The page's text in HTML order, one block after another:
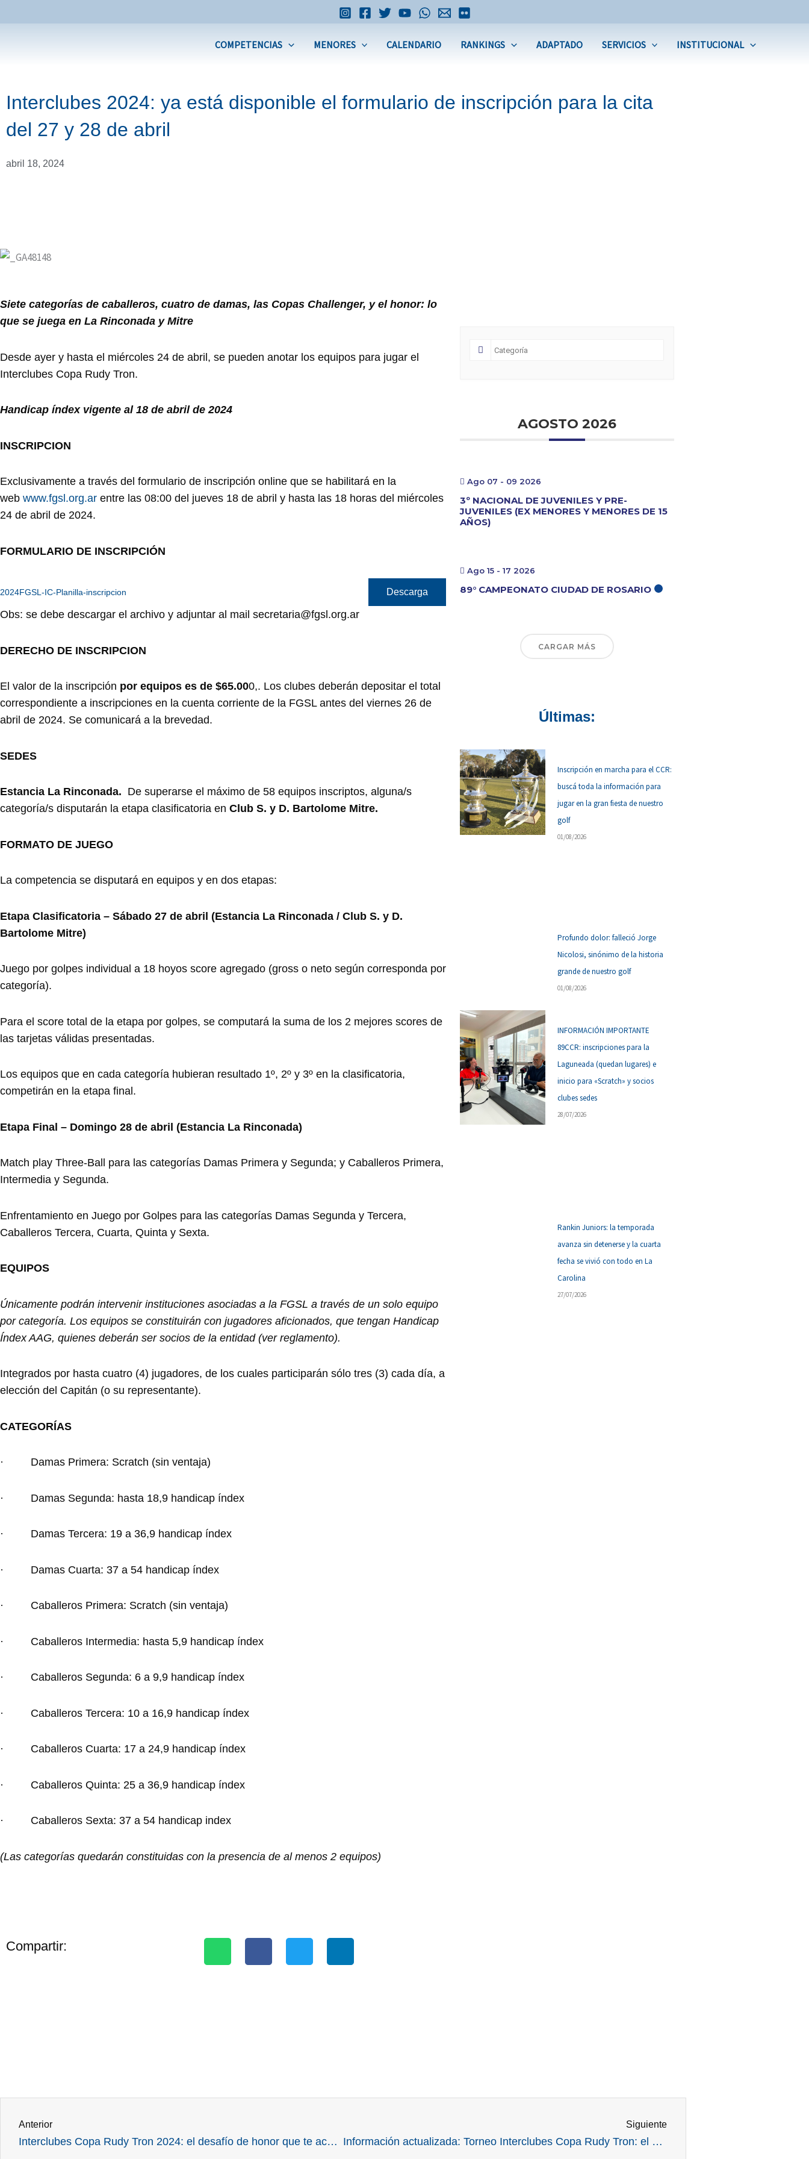
al
COMPETENCIAS MENORES CALENDARIO RANKINGS ADAPTADO SERVICIOS INSTITUCIONAL
Interclubes 2024: ya está disponible el formulario de inscripción para la cita
del 27 y 28 de abril
abril 18, 2024
Siete categorías de caballeros, cuatro de damas, las Copas Challenger, y el honor: lo
que se juega en La Rinconada y Mitre
Desde ayer y hasta el miércoles 24 de abril, se pueden anotar los equipos para jugar el
Interclubes Copa Rudy Tron.
Handicap índex vigente al 18 de abril de 2024
INSCRIPCION
Exclusivamente a través del formulario de inscripción online que se habilitará en la
web www.fgsl.org.ar entre las 08:00 del jueves 18 de abril y hasta las 18 horas del miércoles
24 de abril de 2024.
FORMULARIO DE INSCRIPCIÓN
2024FGSL-IC-Planilla-inscripcion Descarga
Obs: se debe descargar el archivo y adjuntar al mail secretaria@fgsl.org.ar
DERECHO DE INSCRIPCION
El valor de la inscripción por equipos es de $65.000,. Los clubes deberán depositar el total
correspondiente a inscripciones en la cuenta corriente de la FGSL antes del viernes 26 de
abril de 2024. Se comunicará a la brevedad.
SEDES
Estancia La Rinconada. De superarse el máximo de 58 equipos inscriptos, alguna/s
categoría/s disputarán la etapa clasificatoria en Club S. y D. Bartolome Mitre.
FORMATO DE JUEGO
La competencia se disputará en equipos y en dos etapas:
Etapa Clasificatoria – Sábado 27 de abril (Estancia La Rinconada / Club S. y D.
Bartolome Mitre)
Juego por golpes individual a 18 hoyos score agregado (gross o neto según corresponda por
categoría).
Para el score total de la etapa por golpes, se computará la suma de los 2 mejores scores de
las tarjetas válidas presentadas.
Los equipos que en cada categoría hubieran resultado 1º, 2º y 3º en la clasificatoria,
competirán en la etapa final.
Etapa Final – Domingo 28 de abril (Estancia La Rinconada)
Match play Three-Ball para las categorías Damas Primera y Segunda; y Caballeros Primera,
Intermedia y Segunda.
Enfrentamiento en Juego por Golpes para las categorías Damas Segunda y Tercera,
Caballeros Tercera, Cuarta, Quinta y Sexta.
EQUIPOS
Únicamente podrán intervenir instituciones asociadas a la FGSL a través de un solo equipo
por categoría. Los equipos se constituirán con jugadores aficionados, que tengan Handicap
Índex AAG, quienes deberán ser socios de la entidad (ver reglamento).
Integrados por hasta cuatro (4) jugadores, de los cuales participarán sólo tres (3) cada día, a
elección del Capitán (o su representante).
CATEGORÍAS
· Damas Primera: Scratch (sin ventaja)
· Damas Segunda: hasta 18,9 handicap índex
· Damas Tercera: 19 a 36,9 handicap índex
· Damas Cuarta: 37 a 54 handicap índex
· Caballeros Primera: Scratch (sin ventaja)
· Caballeros Intermedia: hasta 5,9 handicap índex
· Caballeros Segunda: 6 a 9,9 handicap índex
· Caballeros Tercera: 10 a 16,9 handicap índex
· Caballeros Cuarta: 17 a 24,9 handicap índex
· Caballeros Quinta: 25 a 36,9 handicap índex
· Caballeros Sexta: 37 a 54 handicap index
(Las categorías quedarán constituidas con la presencia de al menos 2 equipos)
Compartir:
AGOSTO 2026
Ago 07 - 09 2026
3º NACIONAL DE JUVENILES Y PRE-
JUVENILES (EX MENORES Y MENORES DE 15
AÑOS)
Ago 15 - 17 2026
89° CAMPEONATO CIUDAD DE ROSARIO
CARGAR MÁS
Últimas:
Inscripción en marcha para el CCR:
buscá toda la información para
jugar en la gran fiesta de nuestro
golf
01/08/2026
Profundo dolor: falleció Jorge
Nicolosi, sinónimo de la historia
grande de nuestro golf
01/08/2026
INFORMACIÓN IMPORTANTE
89CCR: inscripciones para la
Laguneada (quedan lugares) e
inicio para «Scratch» y socios
clubes sedes
28/07/2026
Rankin Juniors: la temporada
avanza sin detenerse y la cuarta
fecha se vivió con todo en La
Carolina
27/07/2026
Anterior
Interclubes Copa Rudy Tron 2024: el desafío de honor que te acelera el corazón
Siguiente
Información actualizada: Torneo Interclubes Copa Rudy Tron: el desafío de honor que se viene en el mes de mayo